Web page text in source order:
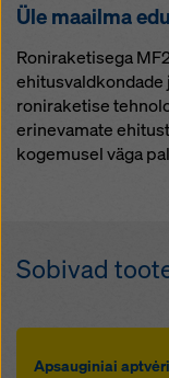
Üle maailma
Roniraketisega
ehitusvaldkondade
roniraketise
erinevamate
kogemusel väga
Sobivad
Apsauginiai